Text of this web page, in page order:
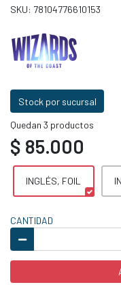
SKU: 78104776610153
Stock por sucursal
Quedan 3 productos
$ 85.000
INGLÉS, FOIL
CANTIDAD